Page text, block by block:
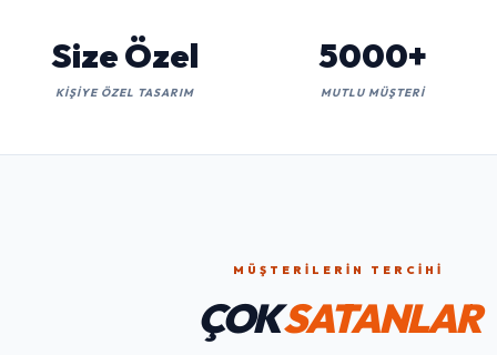
Size Özel
KIŞIYE ÖZEL TASARIM
5000+
MUTLU MÜŞTERI
MÜŞTERILERIN TERCIHI
ÇOKSATANLAR